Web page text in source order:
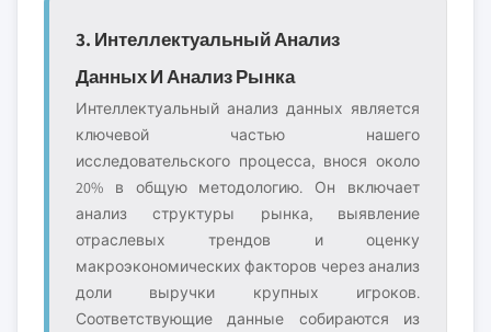
3. Интеллектуальный Анализ
Данных И Анализ Рынка
Интеллектуальный анализ данных является
ключевой частью нашего
исследовательского процесса, внося около
20% в общую методологию. Он включает
анализ структуры рынка, выявление
отраслевых трендов и оценку
макроэкономических факторов через анализ
доли выручки крупных игроков.
Соответствующие данные собираются из